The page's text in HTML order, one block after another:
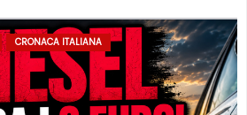
CRONACA ITALIANA